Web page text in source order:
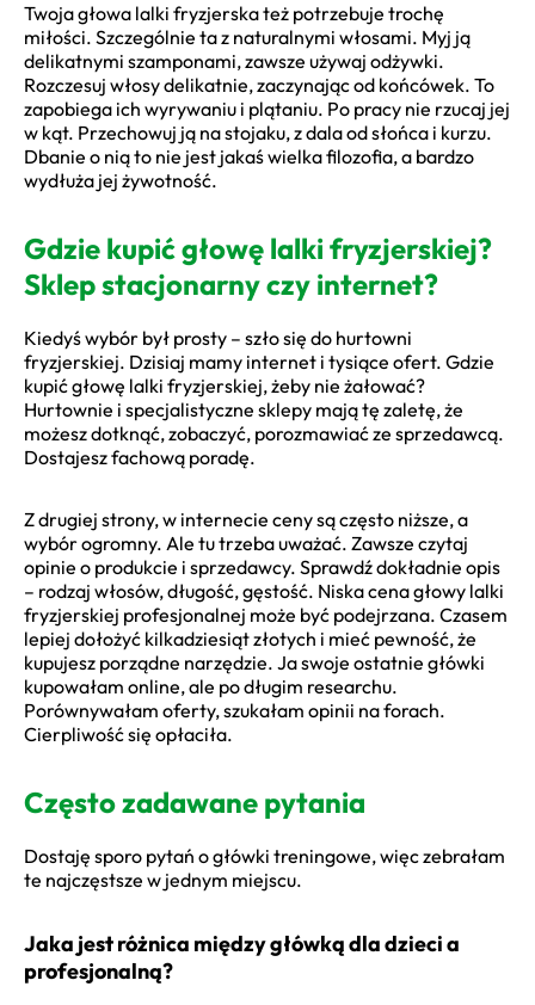
Twoja głowa lalki fryzjerska też potrzebuje trochę
miłości. Szczególnie ta z naturalnymi włosami. Myj ją
delikatnymi szamponami, zawsze używaj odżywki.
Rozczesuj włosy delikatnie, zaczynając od końcówek. To
zapobiega ich wyrywaniu i plątaniu. Po pracy nie rzucaj jej
w kąt. Przechowuj ją na stojaku, z dala od słońca i kurzu.
Dbanie o nią to nie jest jakaś wielka filozofia, a bardzo
wydłuża jej żywotność.
Gdzie kupić głowę lalki fryzjerskiej?
Sklep stacjonarny czy internet?
Kiedyś wybór był prosty – szło się do hurtowni
fryzjerskiej. Dzisiaj mamy internet i tysiące ofert. Gdzie
kupić głowę lalki fryzjerskiej, żeby nie żałować?
Hurtownie i specjalistyczne sklepy mają tę zaletę, że
możesz dotknąć, zobaczyć, porozmawiać ze sprzedawcą.
Dostajesz fachową poradę.
Z drugiej strony, w internecie ceny są często niższe, a
wybór ogromny. Ale tu trzeba uważać. Zawsze czytaj
opinie o produkcie i sprzedawcy. Sprawdź dokładnie opis
– rodzaj włosów, długość, gęstość. Niska cena głowy lalki
fryzjerskiej profesjonalnej może być podejrzana. Czasem
lepiej dołożyć kilkadziesiąt złotych i mieć pewność, że
kupujesz porządne narzędzie. Ja swoje ostatnie główki
kupowałam online, ale po długim researchu.
Porównywałam oferty, szukałam opinii na forach.
Cierpliwość się opłaciła.
Często zadawane pytania
Dostaję sporo pytań o główki treningowe, więc zebrałam
te najczęstsze w jednym miejscu.
Jaka jest różnica między główką dla dzieci a
profesjonalną?